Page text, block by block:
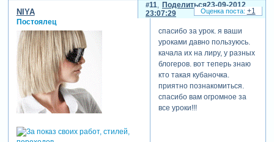
Поделиться
11
23-09-2012
23:07:29
NIYA
Постоялец
спасибо за урок. я ваши
уроками давно пользуюсь.
качала их на лиру, у разных
блогеров. вот теперь знаю
кто такая кубаночка.
приятно познакомиться.
спасибо вам огромное за
все уроки!!!
+1